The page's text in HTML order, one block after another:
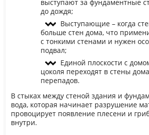
выступают за фундаментные
до дождя;
Выступающие – когда
больше стен дома, что
с тонкими стенами и нужен
подвал;
Единой плоскости с
цоколя переходят в стены
перепадов.
В стыках между стеной здания и
вода, которая начинает разрушение
провоцирует появление плесени и
внутри.